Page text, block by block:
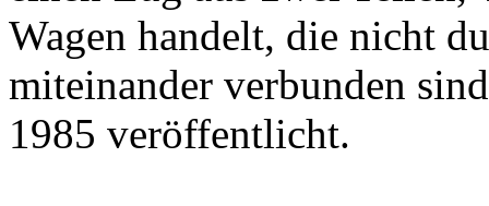
Wagen handelt, die nicht
miteinander verbunden
1985 veröffentlicht.